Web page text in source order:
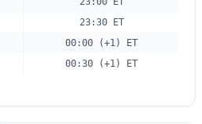
23:30 ET
00:00 (+1) ET
00:30 (+1) ET